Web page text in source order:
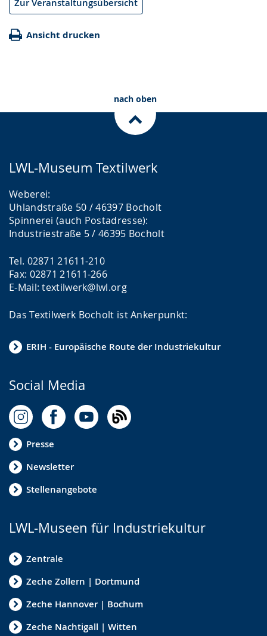
Ansicht drucken
nach oben
LWL-Museum Textilwerk
Weberei:
Uhlandstraße 50 / 46397 Bocholt
Spinnerei (auch Postadresse):
Industriestraße 5 / 46395 Bocholt
Tel. 02871 21611-210
Fax: 02871 21611-266
E-Mail: textilwerk@lwl.org
Das Textilwerk Bocholt ist Ankerpunkt:
ERIH - Europäische Route der Industriekultur
Social Media
Presse
Newsletter
Stellenangebote
LWL-Museen für Industriekultur
Zentrale
Zeche Zollern | Dortmund
Zeche Hannover | Bochum
Zeche Nachtigall | Witten